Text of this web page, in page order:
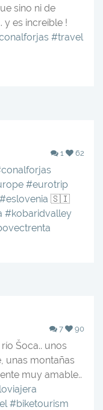
sino ni de
es increíble !
#travel
1 62
#eurotrip
#eslovenia 🇸🇮
#kobaridvalley
7 90
Šoca.. unos
unas montañas
muy amable..
#biketourism